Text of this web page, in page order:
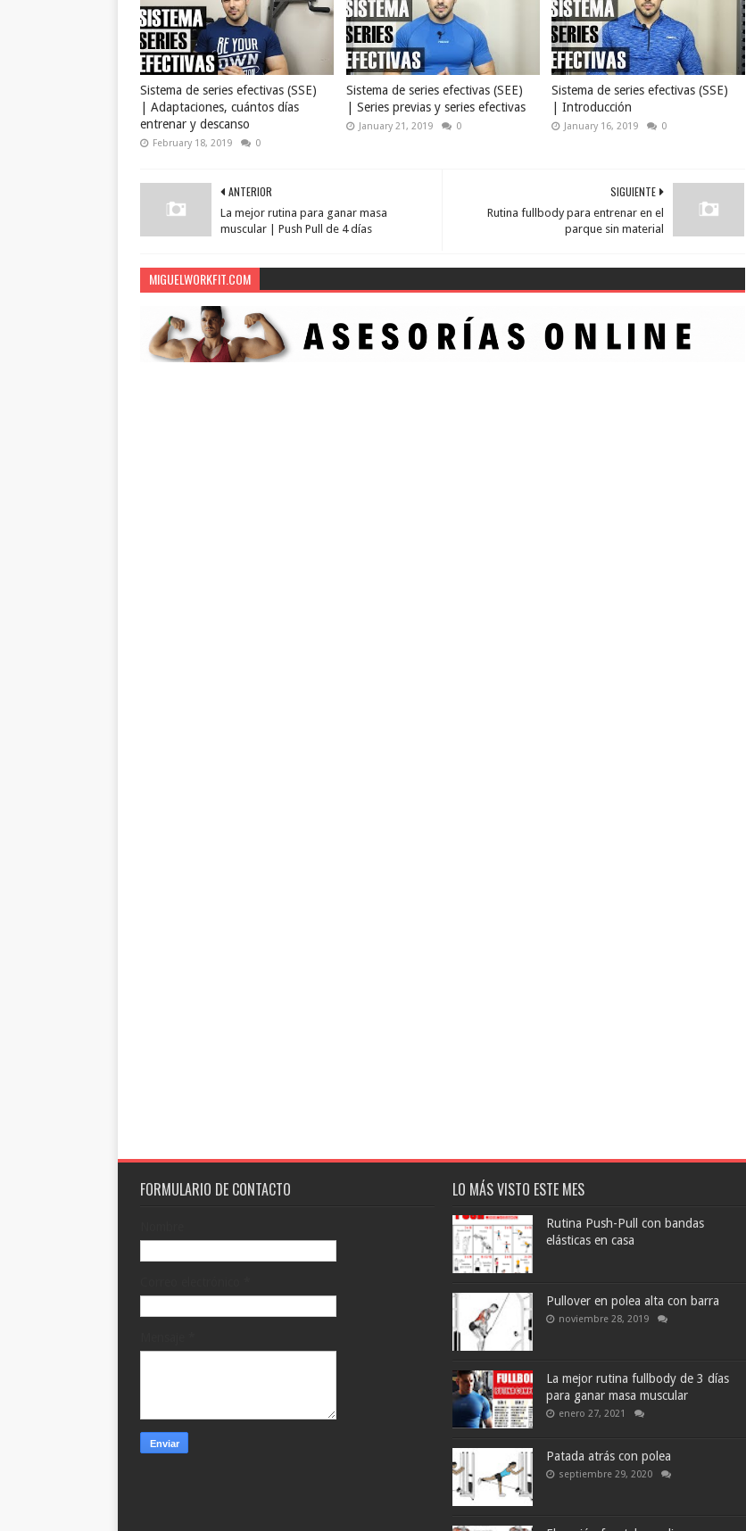
Sistema de series efectivas (SSE)
| Adaptaciones, cuántos días
entrenar y descanso
February 18, 2019 0
Sistema de series efectivas (SEE)
| Series previas y series efectivas
January 21, 2019 0
Sistema de series efectivas (SSE)
| Introducción
January 16, 2019 0
SIGUIENTE
Rutina fullbody para entrenar en el
parque sin material
ANTERIOR
La mejor rutina para ganar masa
muscular | Push Pull de 4 días
MIGUELWORKFIT.COM
FORMULARIO DE CONTACTO LO MÁS VISTO ESTE MES
Rutina Push-Pull con bandas
elásticas en casa
Pullover en polea alta con barra
noviembre 28, 2019
La mejor rutina fullbody de 3 días
para ganar masa muscular
enero 27, 2021
Patada atrás con polea
septiembre 29, 2020